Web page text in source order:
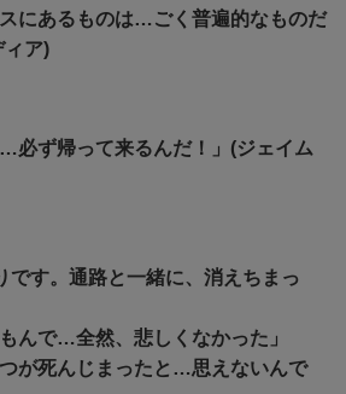
スにあるものは…ごく普遍的なものだ
ィア)
…必ず帰って来るんだ！」(ジェイム
です。通路と一緒に、消えちまっ
んで…全然、悲しくなかった」
つが死んじまったと…思えないんで